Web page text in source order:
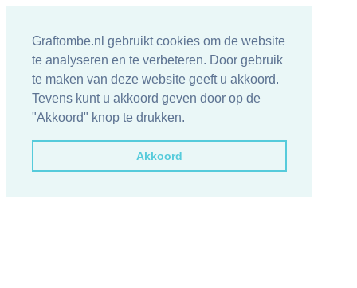
Graftombe.nl gebruikt cookies om de website
te analyseren en te verbeteren. Door gebruik
te maken van deze website geeft u akkoord.
Tevens kunt u akkoord geven door op de
"Akkoord" knop te drukken.
Akkoord